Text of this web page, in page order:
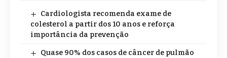
Cardiologista recomenda exame de
colesterol a partir dos 10 anos e reforça
importância da prevenção
Quase 90% dos casos de câncer de pulmão